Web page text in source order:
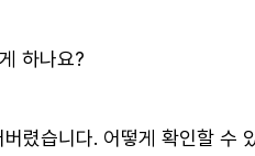
하나요?
렸습니다. 어떻게 확인할 수